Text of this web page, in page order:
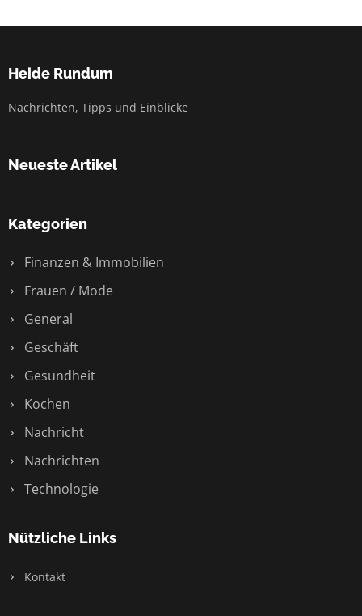
Heide Rundum
Nachrichten, Tipps und Einblicke
Neueste Artikel
Kategorien
Finanzen & Immobilien
Frauen / Mode
General
Geschäft
Gesundheit
Kochen
Nachricht
Nachrichten
Technologie
Nützliche Links
Kontakt